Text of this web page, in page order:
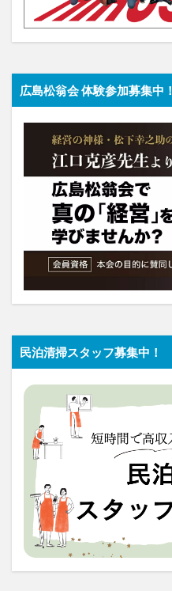
広島松翁会 体験参加募集中！
民泊清掃スタッフ募集中！